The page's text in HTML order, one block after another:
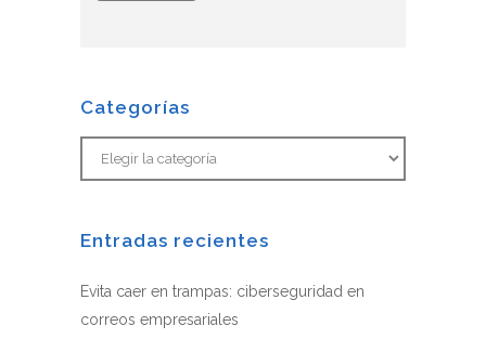
Categorías
Entradas recientes
Evita caer en trampas: ciberseguridad en
correos empresariales